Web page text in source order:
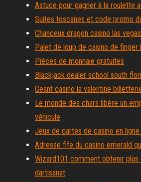
Astuce pour gagner à la roulette
Suites toscanes et code promo
Chanceux dragon casino las
Palet de loup de casino de finger
Pièces de monnaie gratuites
Blackjack dealer school south
Geant casino la valentine
Le monde des chars libère un
véhicule
Jeux de cartes de casino en
Adresse fife du casino emerald
Wizard101 comment obtenir
dartisanat